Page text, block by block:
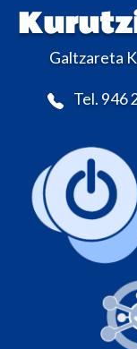
Galtzareta
Tel. 946